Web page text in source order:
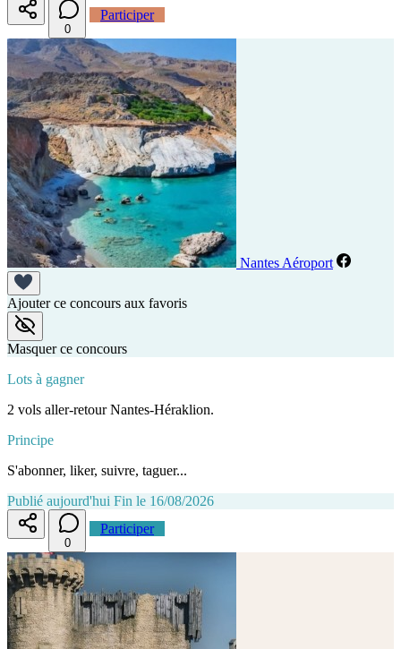
0
Participer
Nantes Aéroport
Ajouter ce concours aux favoris
Masquer ce concours
Lots à gagner
2 vols aller-retour Nantes-Héraklion.
Principe
S'abonner, liker, suivre, taguer...
Publié aujourd'hui Fin le 16/08/2026
0
Participer